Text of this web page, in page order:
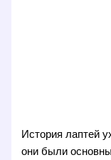
История лаптей
они были